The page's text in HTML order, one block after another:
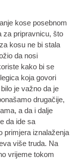
kose posebnom
za pripravnicu, što
kosu ne bi stala
da nosi
kako bi se
koja govori
je važno da je
drugačije,
a da i dalje
da ide sa
primjera iznalaženja
više truda. Na
vrijeme tokom